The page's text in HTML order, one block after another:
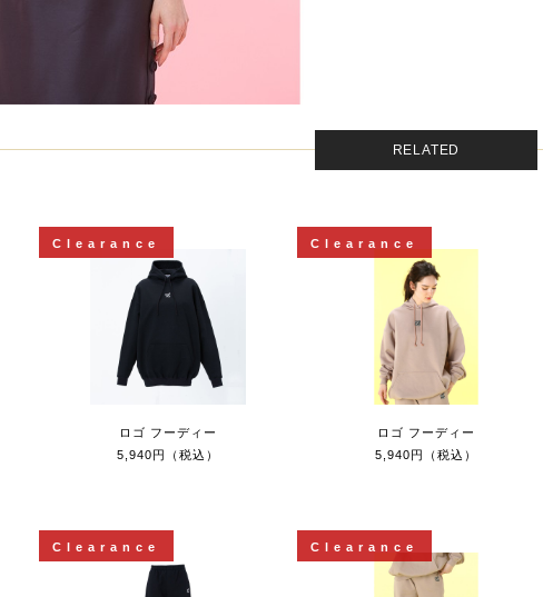
RELATED
Clearance
ロゴ フーディー
5,940円（税込）
Clearance
ロゴ フーディー
5,940円（税込）
Clearance Clearance